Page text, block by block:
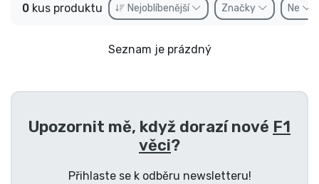
0 kus produktu Nejoblíbenější Značky Ne
Seznam je prázdný
Upozornit mě, když dorazí nové F1
věci?
Přihlaste se k odběru newsletteru!
Outlet produkty
Doprava a platba
Seriálové věci
Filmové věci
Úžasné věci